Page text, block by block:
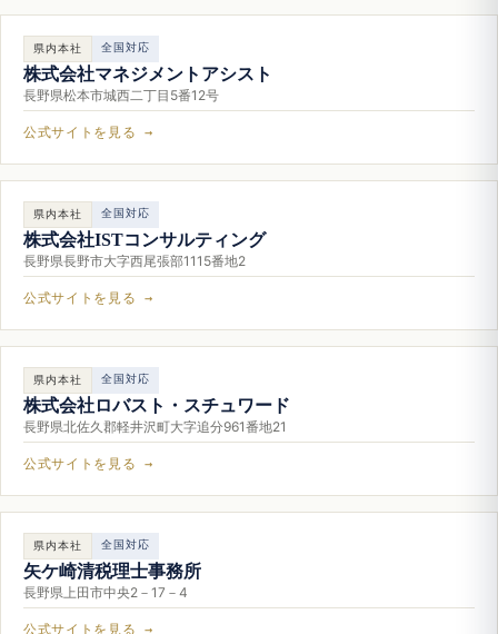
県内本社 全国対応
株式会社マネジメントアシスト
長野県松本市城西二丁目5番12号
公式サイトを見る →
県内本社 全国対応
株式会社ISTコンサルティング
長野県長野市大字西尾張部1115番地2
公式サイトを見る →
県内本社 全国対応
株式会社ロバスト・スチュワード
長野県北佐久郡軽井沢町大字追分961番地21
公式サイトを見る →
県内本社 全国対応
矢ケ崎清税理士事務所
長野県上田市中央2－17－4
公式サイトを見る →